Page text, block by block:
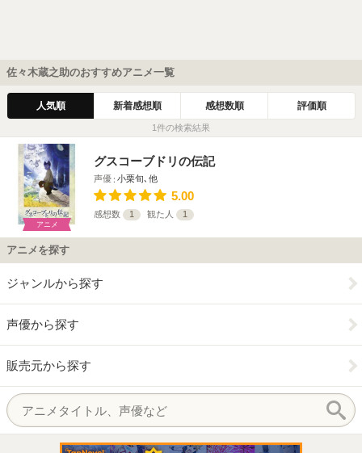
佐々木蔵之助のおすすめアニメ一覧
人気順 新着感想順 感想数順 評価順
1件の検索結果
アニメ
グスコーブドリの伝記
声優 小栗旬､他
5.00
感想数 1 観た人 1
アニメを探す
ジャンルから探す
声優から探す
販売元から探す